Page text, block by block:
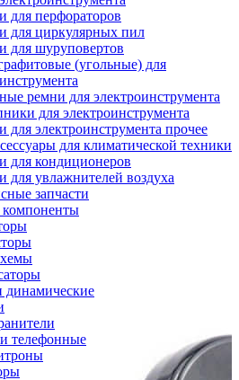
для перфораторов
для циркулярных пил
для шуруповертов
(угольные) для
ремни для электроинструмента
для электроинструмента
для электроинструмента прочее
для климатической техники
для кондиционеров
для увлажнителей воздуха
запчасти
динамические
телефонные